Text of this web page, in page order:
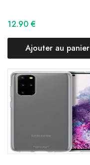
12.90 €
Ajouter au panier